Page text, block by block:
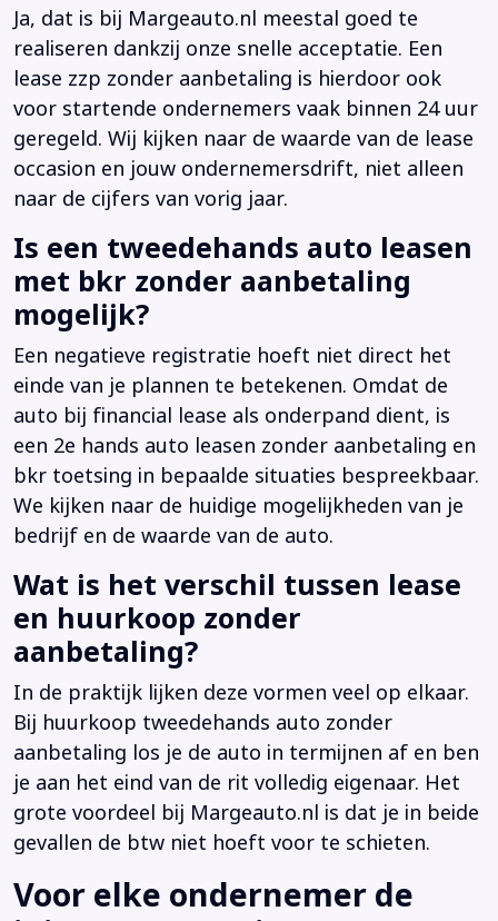
Ja, dat is bij Margeauto.nl meestal goed te
realiseren dankzij onze snelle acceptatie. Een
lease zzp zonder aanbetaling is hierdoor ook
voor startende ondernemers vaak binnen 24 uur
geregeld. Wij kijken naar de waarde van de lease
occasion en jouw ondernemersdrift, niet alleen
naar de cijfers van vorig jaar.
Is een tweedehands auto leasen
met bkr zonder aanbetaling
mogelijk?
Een negatieve registratie hoeft niet direct het
einde van je plannen te betekenen. Omdat de
auto bij financial lease als onderpand dient, is
een 2e hands auto leasen zonder aanbetaling en
bkr toetsing in bepaalde situaties bespreekbaar.
We kijken naar de huidige mogelijkheden van je
bedrijf en de waarde van de auto.
Wat is het verschil tussen lease
en huurkoop zonder
aanbetaling?
In de praktijk lijken deze vormen veel op elkaar.
Bij huurkoop tweedehands auto zonder
aanbetaling los je de auto in termijnen af en ben
je aan het eind van de rit volledig eigenaar. Het
grote voordeel bij Margeauto.nl is dat je in beide
gevallen de btw niet hoeft voor te schieten.
Voor elke ondernemer de